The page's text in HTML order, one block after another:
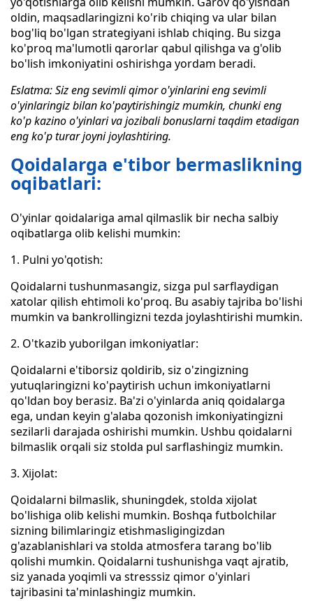
oldin, maqsadlaringizni ko'rib chiqing va ular bilan
bog'liq bo'lgan strategiyani ishlab chiqing. Bu sizga
ko'proq ma'lumotli qarorlar qabul qilishga va g'olib
bo'lish imkoniyatini oshirishga yordam beradi.
Eslatma: Siz eng sevimli qimor o'yinlarini eng sevimli
o'yinlaringiz bilan ko'paytirishingiz mumkin, chunki eng
ko'p kazino o'yinlari va jozibali bonuslarni taqdim etadigan
eng ko'p turar joyni joylashtiring.
Qoidalarga e'tibor bermaslikning
oqibatlari:
O'yinlar qoidalariga amal qilmaslik bir necha salbiy
oqibatlarga olib kelishi mumkin:
1. Pulni yo'qotish:
Qoidalarni tushunmasangiz, sizga pul sarflaydigan
xatolar qilish ehtimoli ko'proq. Bu asabiy tajriba bo'lishi
mumkin va bankrollingizni tezda joylashtirishi mumkin.
2. O'tkazib yuborilgan imkoniyatlar:
Qoidalarni e'tiborsiz qoldirib, siz o'zingizning
yutuqlaringizni ko'paytirish uchun imkoniyatlarni
qo'ldan boy berasiz. Ba'zi o'yinlarda aniq qoidalarga
ega, undan keyin g'alaba qozonish imkoniyatingizni
sezilarli darajada oshirishi mumkin. Ushbu qoidalarni
bilmaslik orqali siz stolda pul sarflashingiz mumkin.
3. Xijolat:
Qoidalarni bilmaslik, shuningdek, stolda xijolat
bo'lishiga olib kelishi mumkin. Boshqa futbolchilar
sizning bilimlaringiz etishmasligingizdan
g'azablanishlari va stolda atmosfera tarang bo'lib
qolishi mumkin. Qoidalarni tushunishga vaqt ajratib,
siz yanada yoqimli va stresssiz qimor o'yinlari
tajribasini ta'minlashingiz mumkin.